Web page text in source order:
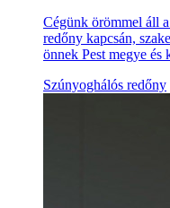
Cégünk örömmel áll
redőny kapcsán,
önnek Pest megye és
Szúnyoghálós redőny